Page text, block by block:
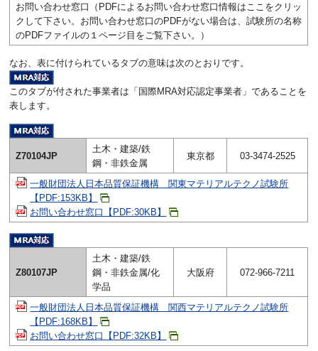
お問い合わせ窓口（PDFによるお問い合わせ窓口情報はここをクリッ
クして下さい。お問い合わせ窓口のPDFがない場合は、試験所の名称
のPDFファイルの１ページ目をご覧下さい。）
なお、表に付けられているタブの意味は次のとおりです。
このタブが付された事業者は「国際MRA対応認定事業者」であることを
表します。
Z70104JP
土木・建築/鉄
鋼・非鉄金属
東京都 03-3474-2525
一般財団法人日本品質保証機構 関東マテリアルテクノ試験所
【PDF:153KB】
お問い合わせ窓口【PDF:30KB】
Z80107JP
土木・建築/鉄
鋼・非鉄金属/化
学品
大阪府 072-966-7211
一般財団法人日本品質保証機構 関西マテリアルテクノ試験所
【PDF:168KB】
お問い合わせ窓口【PDF:32KB】